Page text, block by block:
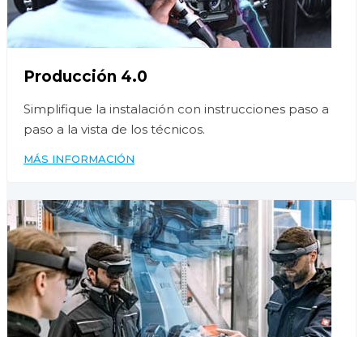
Producción 4.0
Simplifique la instalación con instrucciones paso a
paso a la vista de los técnicos.
MÁS INFORMACIÓN